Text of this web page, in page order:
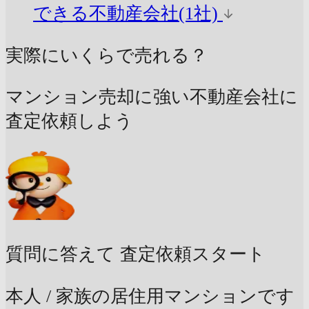
できる不動産会社(1社)
実際にいくらで売れる？
マンション売却に強い不動産会社に
査定依頼しよう
質問に答えて 査定依頼スタート
本人 / 家族の居住用マンションです